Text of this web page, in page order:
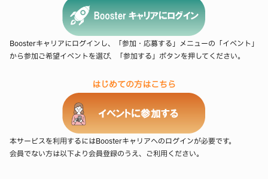
Boosterキャリアにログインし、「参加・応募する」メニューの「イベント」
から参加ご希望イベントを選び、「参加する」ボタンを押してください。
はじめての方はこちら
本サービスを利用するにはBoosterキャリアへのログインが必要です。
会員でない方は以下より会員登録のうえ、ご利用ください。